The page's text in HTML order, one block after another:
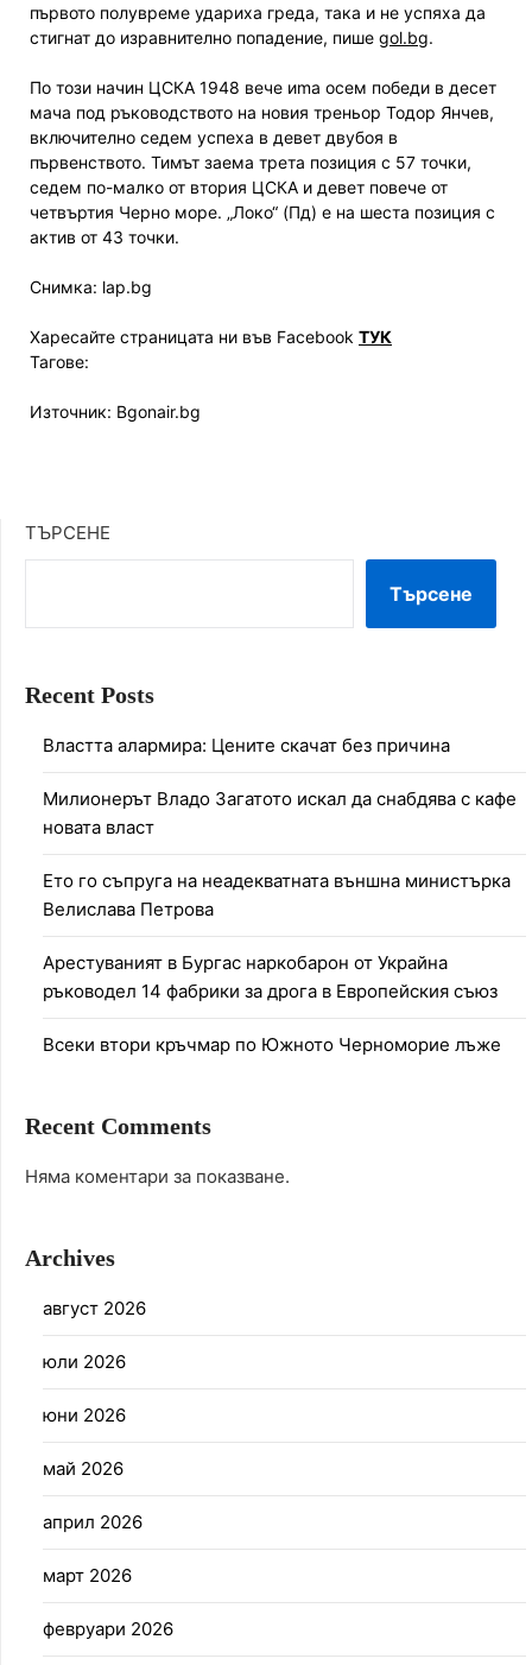
първото полувреме удариха греда, така и не успяха да
стигнат до изравнително попадение, пише gol.bg.
По този начин ЦСКА 1948 вече иmа осем победи в десет
мача под ръководството на новия треньор Тодор Янчев,
включително седем успеха в девет двубоя в
първенството. Тимът заема трета позиция с 57 точки,
седем по-малко от втория ЦСКА и девет повече от
четвъртия Черно море. „Локо“ (Пд) е на шеста позиция с
актив от 43 точки.
Снимка: lap.bg
Харесайте страницата ни във Facebook ТУК
Тагове:
Източник: Bgonair.bg
ТЪРСЕНЕ
Търсене
Recent Posts
Властта алармира: Цените скачат без причина
Милионерът Владо Загатото искал да снабдява с кафе
новата власт
Ето го съпруга на неадекватната външна министърка
Велислава Петрова
Арестуваният в Бургас наркобарон от Украйна
ръководел 14 фабрики за дрога в Европейския съюз
Всеки втори кръчмар по Южното Черноморие лъже
Recent Comments
Няма коментари за показване.
Archives
август 2026
юли 2026
юни 2026
май 2026
април 2026
март 2026
февруари 2026